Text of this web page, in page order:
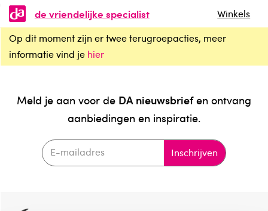
de vriendelijke specialist
Winkels
Op dit moment zijn er twee terugroepacties, meer
informatie vind je hier
Meld je aan voor de DA nieuwsbriefen ontvang
aanbiedingen en inspiratie.
Inschrijven